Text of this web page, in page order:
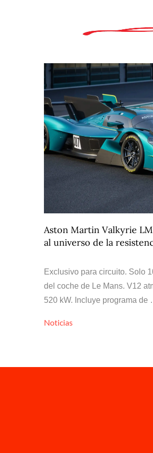
Aston Martin Valkyrie
al universo de la
Exclusivo para circuito. Solo
del coche de Le Mans. V12
520 kW. Incluye programa de
Noticias